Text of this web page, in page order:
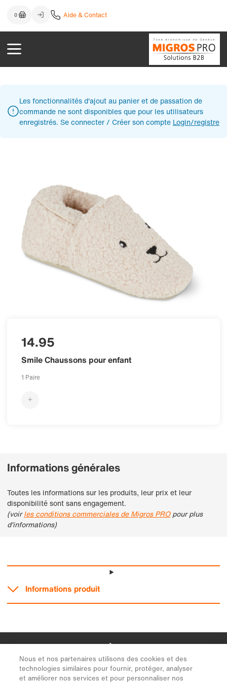
Nous et nos partenaires utilisons des cookies et des
technologies similaires pour fournir, protéger, analyser
et améliorer nos services et pour personnaliser nos